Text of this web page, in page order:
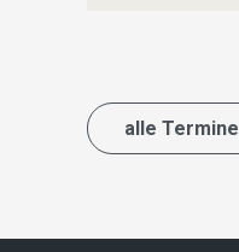
alle Termine